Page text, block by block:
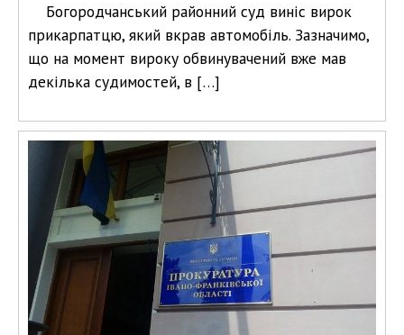
Богородчанський районний суд виніс вирок
прикарпатцю, який вкрав автомобіль. Зазначимо,
що на момент вироку обвинувачений вже мав
декілька судимостей, в […]